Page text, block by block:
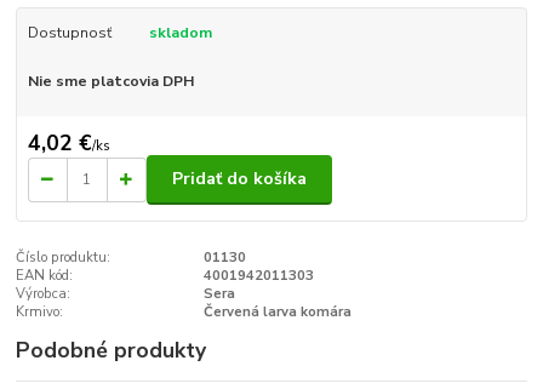
Dostupnosť skladom
Nie sme platcovia DPH
4,02 €/ks
Pridať do košíka
Číslo produktu:
01130
EAN kód:
4001942011303
Výrobca:
Sera
Krmivo:
Červená larva komára
Podobné produkty